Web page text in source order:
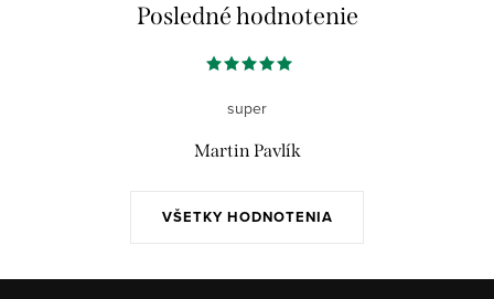
Posledné hodnotenie
VŠETKY HODNOTENIA
super
Martin Pavlík